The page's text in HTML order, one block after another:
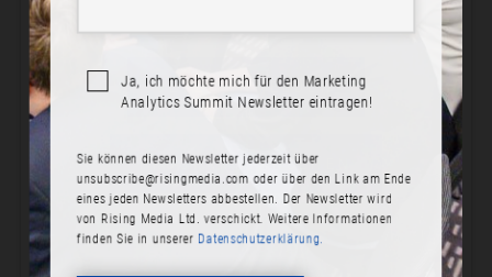
JETZT ANMELDEN
PROGRAMM ANSEHEN
Ja, ich möchte mich für den Marketing
Analytics Summit Newsletter eintragen!
Sie können diesen Newsletter jederzeit über
unsubscribe@risingmedia.com oder über den Link am Ende
eines jeden Newsletters abbestellen. Der Newsletter wird
von Rising Media Ltd. verschickt. Weitere Informationen